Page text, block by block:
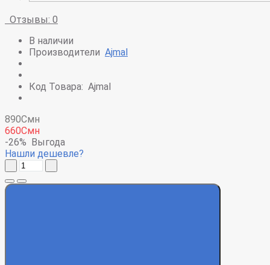
Отзывы: 0
В наличии
Производители Ajmal
Код Товара: Ajmal
890Смн
660Смн
-26% Выгода
Нашли дешевле?